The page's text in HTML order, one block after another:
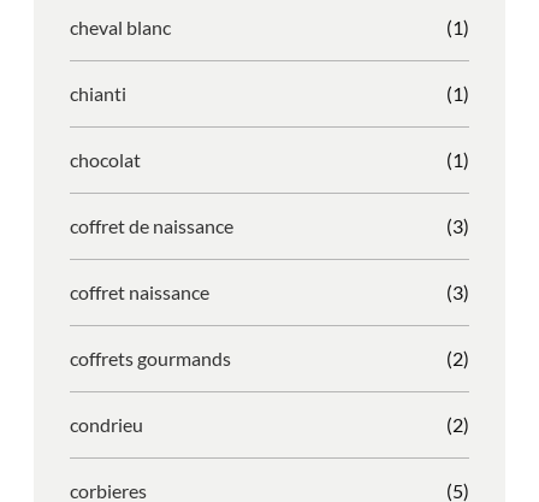
cheval blanc (1)
chianti (1)
chocolat (1)
coffret de naissance (3)
coffret naissance (3)
coffrets gourmands (2)
condrieu (2)
corbieres (5)